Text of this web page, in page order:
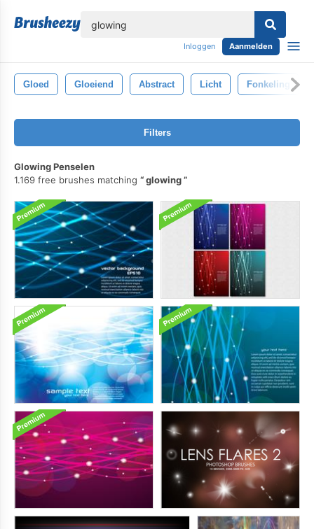
Inloggen Aanmelden
Gloed Gloeiend Abstract Licht Fonkeling
Filters
Glowing Penselen
1.169 free brushes matching
glowing